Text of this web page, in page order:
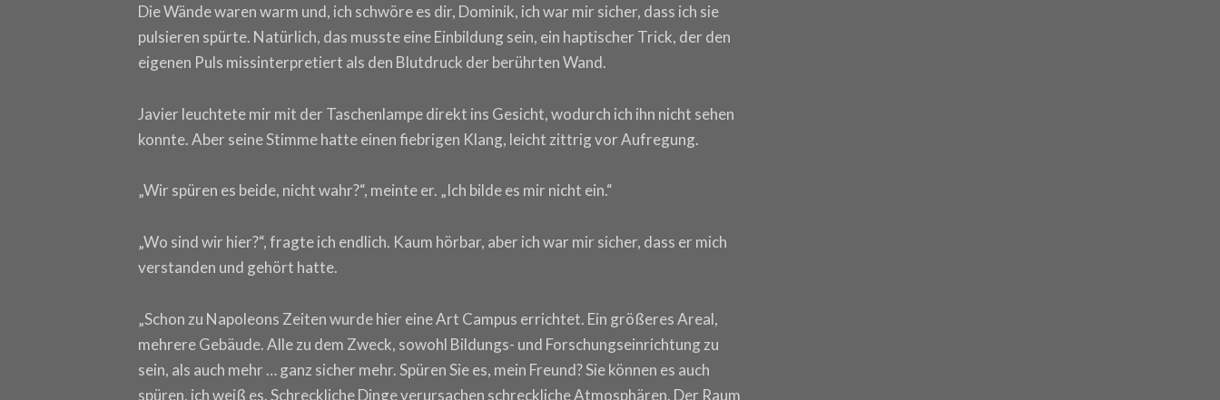
Die Wände waren warm und, ich schwöre es dir, Dominik, ich war mir sicher, dass ich sie
pulsieren spürte. Natürlich, das musste eine Einbildung sein, ein haptischer Trick, der den
eigenen Puls missinterpretiert als den Blutdruck der berührten Wand.
Javier leuchtete mir mit der Taschenlampe direkt ins Gesicht, wodurch ich ihn nicht sehen
konnte. Aber seine Stimme hatte einen fiebrigen Klang, leicht zittrig vor Aufregung.
„Wir spüren es beide, nicht wahr?“, meinte er. „Ich bilde es mir nicht ein.“
„Wo sind wir hier?“, fragte ich endlich. Kaum hörbar, aber ich war mir sicher, dass er mich
verstanden und gehört hatte.
„Schon zu Napoleons Zeiten wurde hier eine Art Campus errichtet. Ein größeres Areal,
mehrere Gebäude. Alle zu dem Zweck, sowohl Bildungs- und Forschungseinrichtung zu
sein, als auch mehr … ganz sicher mehr. Spüren Sie es, mein Freund? Sie können es auch
spüren, ich weiß es. Schreckliche Dinge verursachen schreckliche Atmosphären. Der Raum